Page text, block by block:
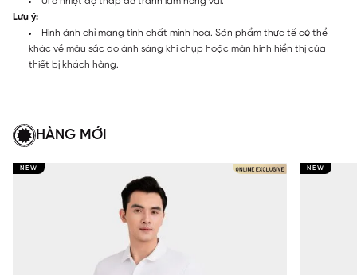
Lưu ý:
Hình ảnh chỉ mang tính chất minh họa. Sản phẩm thực tế có thể
khác về màu sắc do ánh sáng khi chụp hoặc màn hình hiển thị của
thiết bị khách hàng.
HÀNG MỚI
NEW NEW